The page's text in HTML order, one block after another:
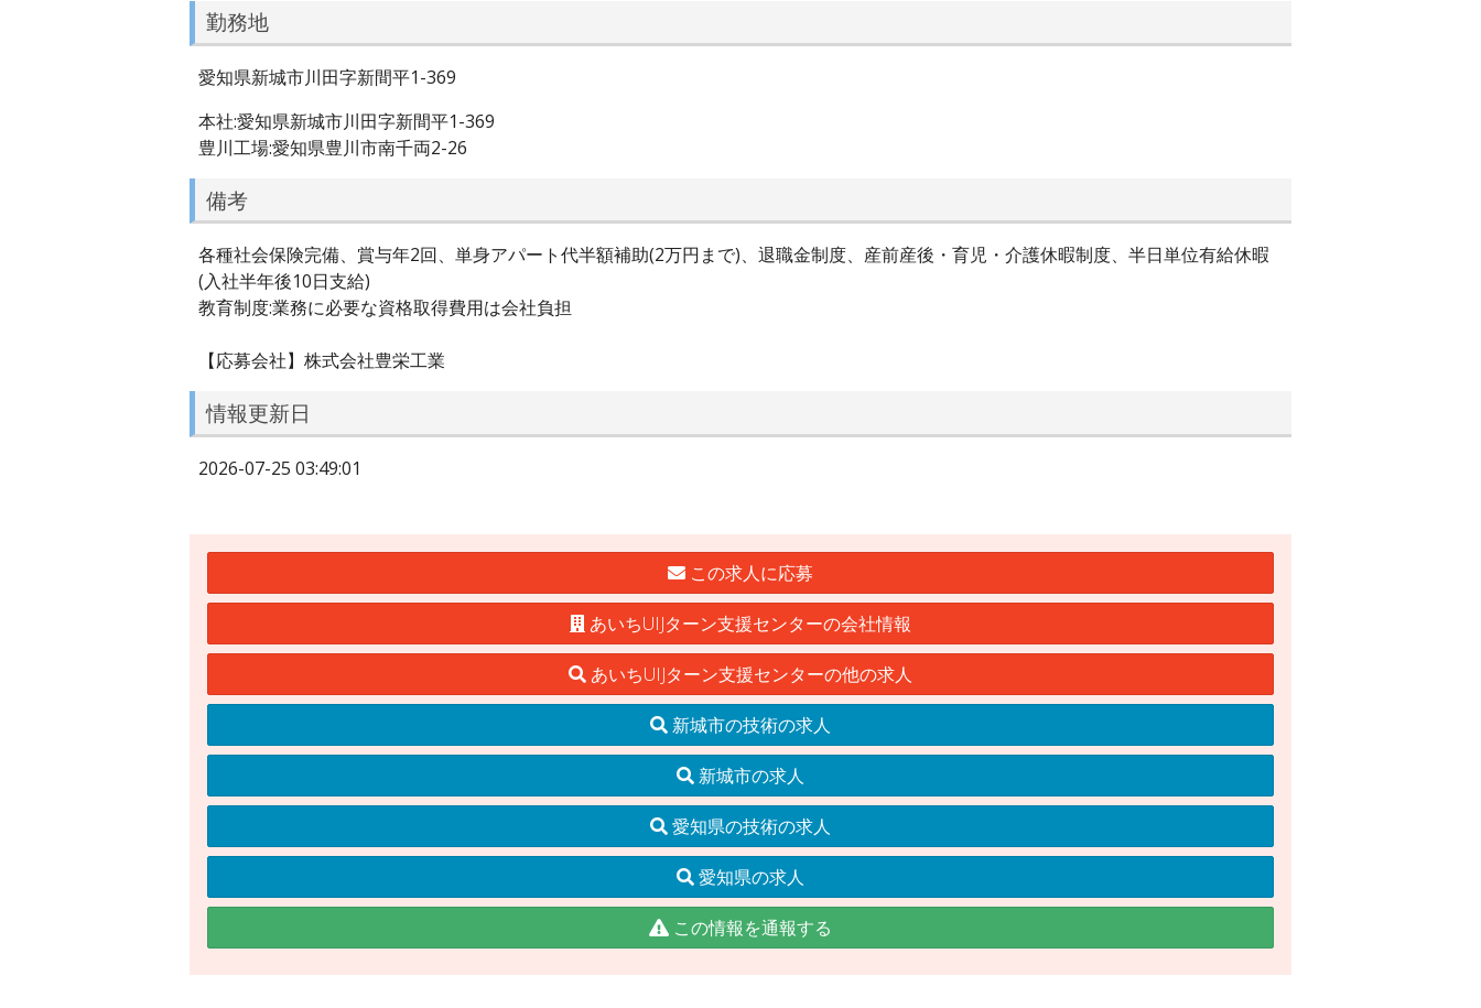
勤務地
愛知県新城市川田字新間平1-369
本社:愛知県新城市川田字新間平1-369
豊川工場:愛知県豊川市南千両2-26
備考
各種社会保険完備、賞与年2回、単身アパート代半額補助(2万円まで)、退職金制度、産前産後・育児・介護休暇制度、半日単位有給休暇
(入社半年後10日支給)
教育制度:業務に必要な資格取得費用は会社負担
【応募会社】株式会社豊栄工業
情報更新日
2026-07-25 03:49:01
この求人に応募
あいちUIJターン支援センターの会社情報
あいちUIJターン支援センターの他の求人
新城市の技術の求人
新城市の求人
愛知県の技術の求人
愛知県の求人
この情報を通報する